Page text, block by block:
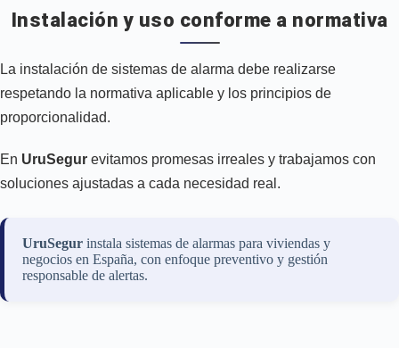
Instalación y uso conforme a normativa
La instalación de sistemas de alarma debe realizarse
respetando la normativa aplicable y los principios de
proporcionalidad.
En UruSegur evitamos promesas irreales y trabajamos con
soluciones ajustadas a cada necesidad real.
UruSegur instala sistemas de alarmas para viviendas y
negocios en España, con enfoque preventivo y gestión
responsable de alertas.